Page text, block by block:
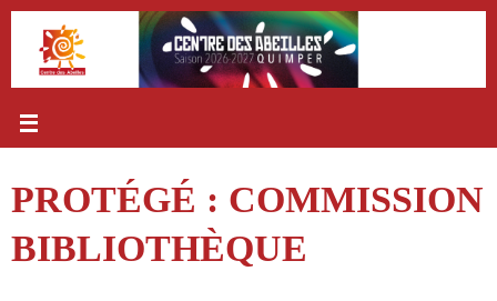
Passer
contenu
PROTÉGÉ : COMMISSION
BIBLIOTHÈQUE